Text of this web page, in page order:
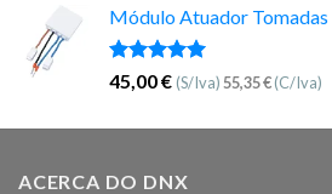
Módulo Atuador
Avaliação
5.00
de 5
45,00€ (S/Iva)55,35€(C/Iva)
ACERCA DO DNX